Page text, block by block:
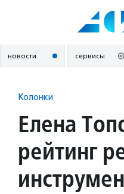
новости сервисы
Колонки
Елена
рейтинг